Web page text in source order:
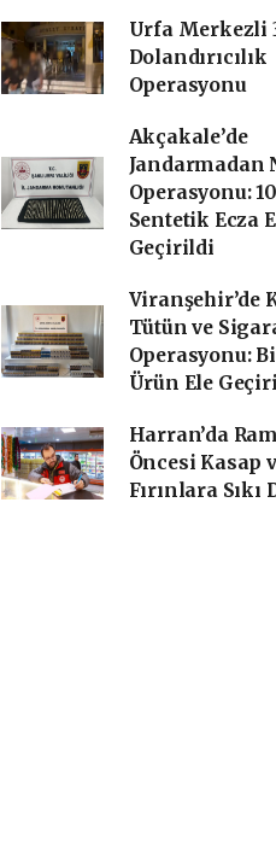
Urfa Merkezli
Dolandırıcılık
Operasyonu
Akçakale’de
Jandarmadan
Operasyonu:
Sentetik Ecza
Geçirildi
Viranşehir’de
Tütün ve
Operasyonu:
Ürün Ele
Harran’da
Öncesi Kasap
Fırınlara Sıkı